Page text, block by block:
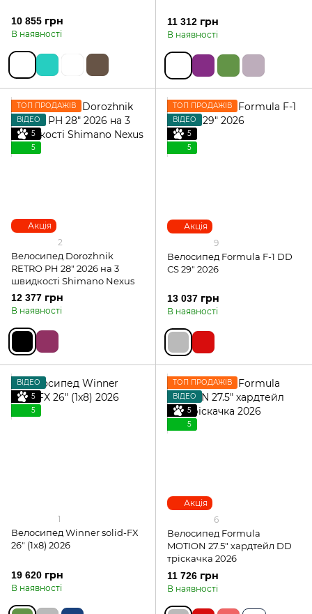
10 855 грн
В наявності
11 312 грн
В наявності
Акція
ТОП ПРОДАЖІВ
ВІДЕО
5
5
2
Велосипед Dorozhnik
RETRO PH 28" 2026 на 3
швидкості Shimano Nexus
12 377 грн
В наявності
Акція
ТОП ПРОДАЖІВ
ВІДЕО
5
5
9
Велосипед Formula F-1 DD
СS 29" 2026
13 037 грн
В наявності
ВІДЕО
5
5
1
Велосипед Winner solid-FX
26" (1x8) 2026
19 620 грн
В наявності
Акція
ТОП ПРОДАЖІВ
ВІДЕО
5
5
6
Велосипед Formula
MOTION 27.5" хардтейл DD
тріскачка 2026
11 726 грн
В наявності